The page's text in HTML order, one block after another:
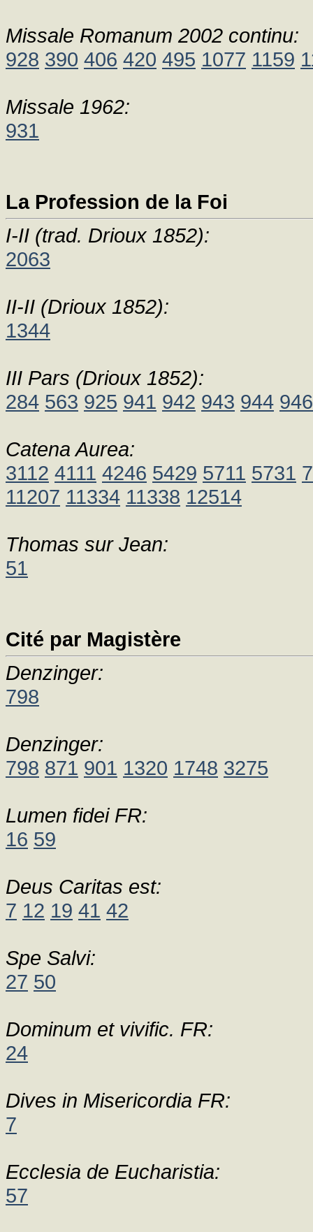
Missale Romanum 2002 continu:
928 390 406 420 495 1077 1159
Missale 1962:
931
La Profession de la Foi
I-II (trad. Drioux 1852):
2063
II-II (Drioux 1852):
1344
III Pars (Drioux 1852):
284 563 925 941 942 943 944 946
Catena Aurea:
3112 4111 4246 5429 5711 5731
11207 11334 11338 12514
Thomas sur Jean:
51
Cité par Magistère
Denzinger:
798
Denzinger:
798 871 901 1320 1748 3275
Lumen fidei FR:
16 59
Deus Caritas est:
7 12 19 41 42
Spe Salvi:
27 50
Dominum et vivific. FR:
24
Dives in Misericordia FR:
7
Ecclesia de Eucharistia:
57